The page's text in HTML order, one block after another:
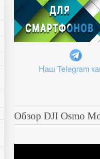
Наш Telegram
Обзор DJI Osmo